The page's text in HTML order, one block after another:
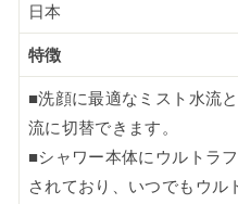
日本
特徴
■洗顔に最適なミスト水流
流に切替できます。
■シャワー本体にウルトラ
されており、いつでもウル